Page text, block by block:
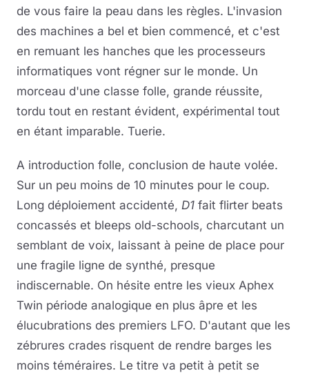
de vous faire la peau dans les règles. L'invasion
des machines a bel et bien commencé, et c'est
en remuant les hanches que les processeurs
informatiques vont régner sur le monde. Un
morceau d'une classe folle, grande réussite,
tordu tout en restant évident, expérimental tout
en étant imparable. Tuerie.
A introduction folle, conclusion de haute volée.
Sur un peu moins de 10 minutes pour le coup.
Long déploiement accidenté, D1 fait flirter beats
concassés et bleeps old-schools, charcutant un
semblant de voix, laissant à peine de place pour
une fragile ligne de synthé, presque
indiscernable. On hésite entre les vieux Aphex
Twin période analogique en plus âpre et les
élucubrations des premiers LFO. D'autant que les
zébrures crades risquent de rendre barges les
moins téméraires. Le titre va petit à petit se